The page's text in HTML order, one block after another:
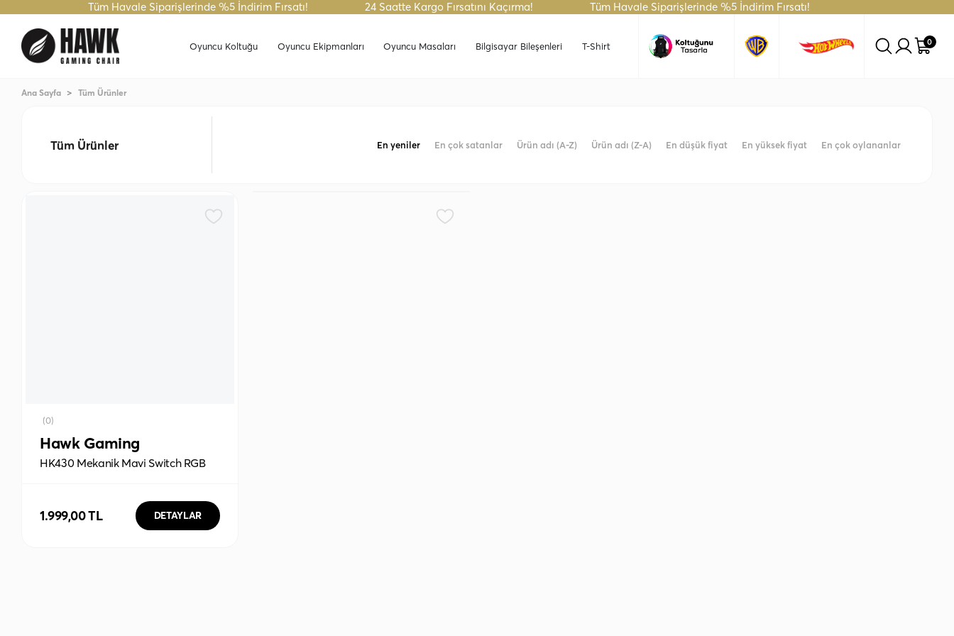
Tüm Havale Siparişlerinde %5 İndirim Fırsatı! 24 Saatte Kargo Fırsatını Kaçırma!
Tüm Havale Siparişlerinde %5 İndirim Fırsatı!
24 Saatte Kargo Fırsatını Kaçırma!
Oyuncu Koltuğu Oyuncu Ekipmanları Oyuncu Masaları Bilgisayar Bileşenleri T-Shirt 0
Ana Sayfa Tüm Ürünler
Tüm Ürünler En yeniler En çok satanlar Ürün adı (A-Z) Ürün adı (Z-A) En düşük fiyat En yüksek fiyat En çok oylananlar
(0)
Hawk Gaming
HK430 Mekanik Mavi Switch RGB
1.999,00 TL DETAYLAR